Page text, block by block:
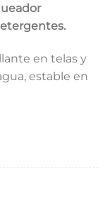
en telas y
estable en